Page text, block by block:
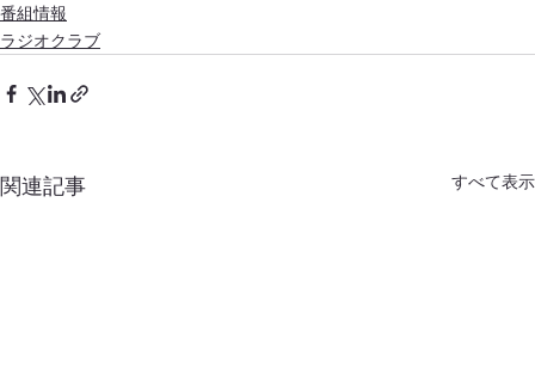
番組情報
ラジオクラブ
関連記事 すべて表示